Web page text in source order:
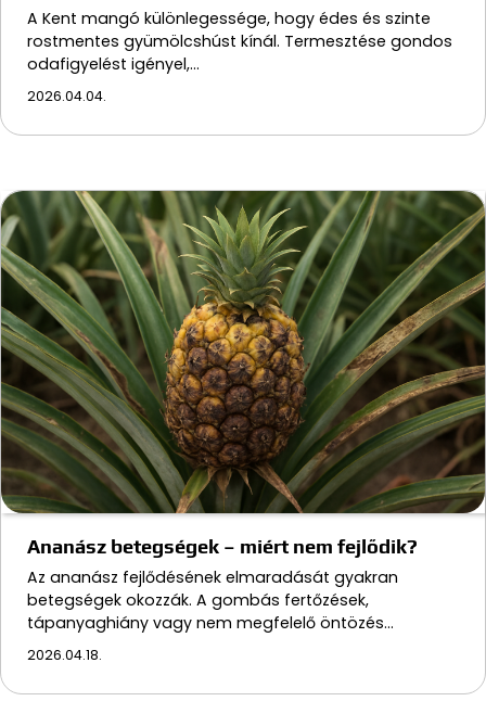
A Kent mangó különlegessége, hogy édes és szinte
rostmentes gyümölcshúst kínál. Termesztése gondos
odafigyelést igényel,…
2026.04.04.
Ananász betegségek – miért nem fejlődik?
Az ananász fejlődésének elmaradását gyakran
betegségek okozzák. A gombás fertőzések,
tápanyaghiány vagy nem megfelelő öntözés…
2026.04.18.